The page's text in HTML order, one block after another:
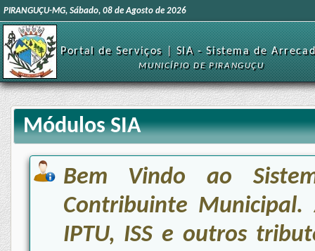
PIRANGUÇU-MG, Sábado, 08 de Agosto de 2026
Portal de Serviços | SIA - Sistema de
MUNICÍPIO DE PIRANGUÇU
Módulos SIA
Bem Vindo ao
Contribuinte Municipal.
IPTU, ISS e outros